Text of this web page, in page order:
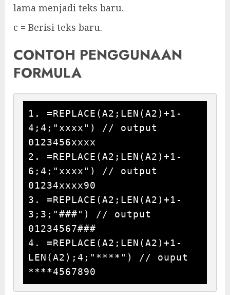
lama menjadi teks baru.
c = Berisi teks baru.
CONTOH PENGGUNAAN
FORMULA
1. =REPLACE(A2;LEN(A2)+1-
4;4;"xxxx") // output
0123456xxxx
2. =REPLACE(A2;LEN(A2)+1-
6;4;"xxxx") // output
01234xxxx90
3. =REPLACE(A2;LEN(A2)+1-
3;3;"###") // output
01234567###
4. =REPLACE(A2;LEN(A2)+1-
LEN(A2);4;"****") // ouput
****4567890